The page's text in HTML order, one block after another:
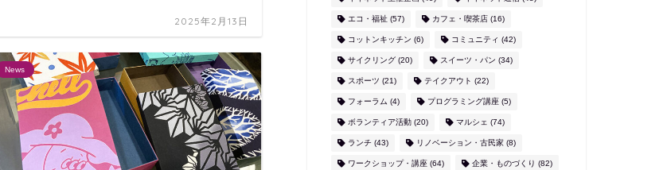
2025年2月13日
News
エコ・福祉(57) カフェ・喫茶店(16)
コットンキッチン (6) コミュニティ (42)
サイクリング(20) スイーツ・パン (34)
スポーツ (21) テイクアウト (22)
フォーラム (4) プログラミング講座(5)
ボランティア活動(20) マルシェ (74)
ランチ(43) リノベーション・古民家(8)
ワークショップ・講座(64) 企業・ものづくり (82)